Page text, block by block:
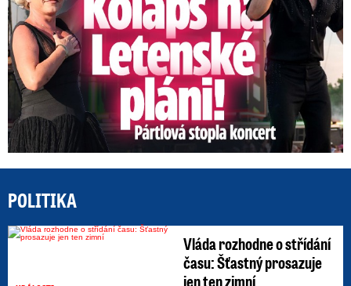
POLITIKA
Vláda rozhodne o střídání
času: Šťastný prosazuje
jen ten zimní